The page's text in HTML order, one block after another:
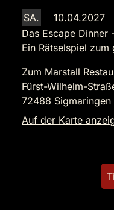
SA.
10.04.2027
Das Escape Dinner
Ein Rätselspiel
Zum Marstall
Fürst-Wilhelm-
72488 Sigmaringen
Auf der Karte